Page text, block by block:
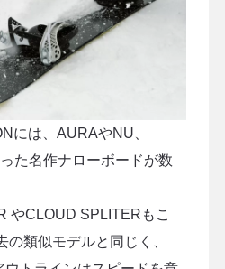
には、AURAやNU、
た名作ナローボードが数
やCLOUD SPLITERもこ
類似モデルと同じく、